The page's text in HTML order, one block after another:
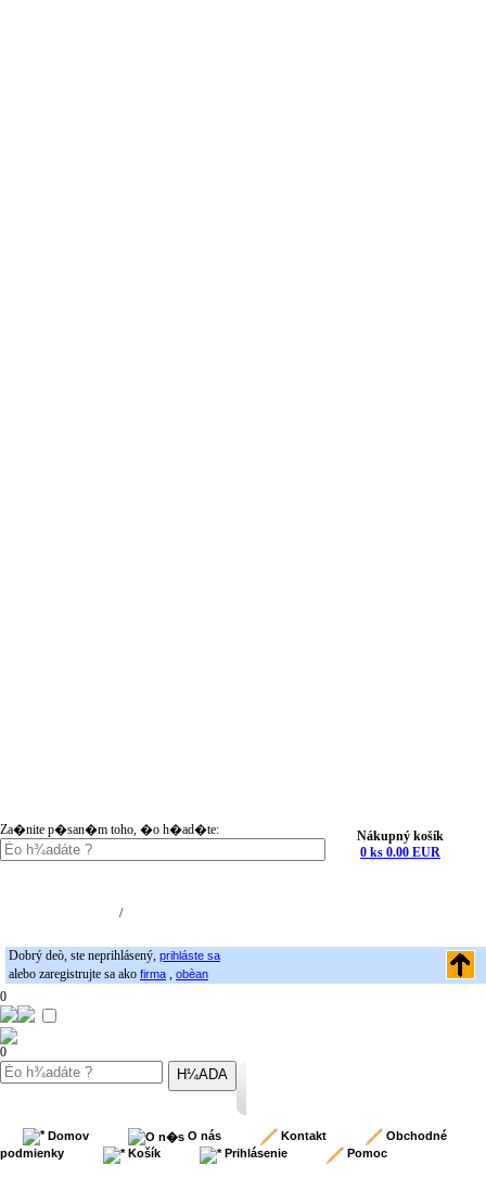
Za�nite p�san�m toho, �o h�ad�te:
Nákupný košík
0 ks 0.00 EUR
/
Dobrý deò, ste neprihlásený, prihláste sa
alebo zaregistrujte sa ako firma , obèan
0
0
Domov O nás Kontakt
Obchodné
podmienky
Košík Prihlásenie Pomoc